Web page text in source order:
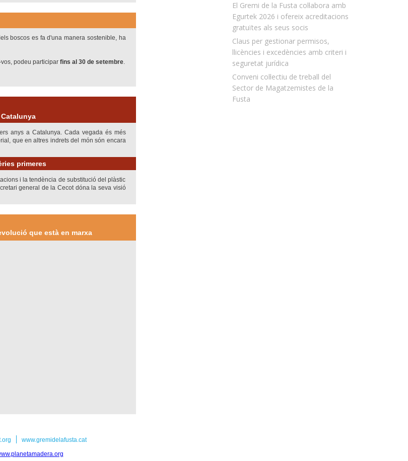
El Gremi de la Fusta col·labora amb
Egurtek 2026 i ofereix acreditacions
gratuïtes als seus socis
Claus per gestionar permisos,
llicències i excedències amb criteri i
seguretat jurídica
Conveni col·lectiu de treball del
Sector de Magatzemistes de la
Fusta